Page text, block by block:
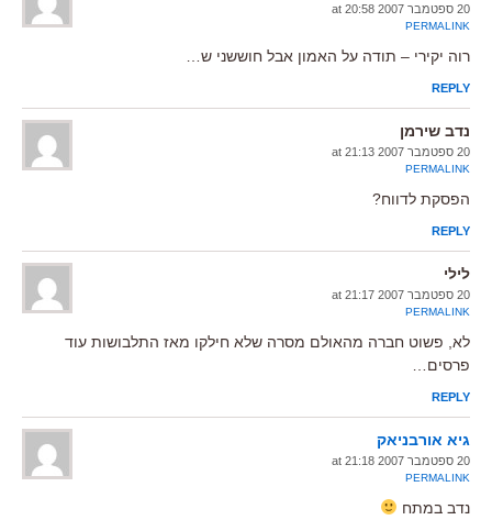
20 ספטמבר 2007 at 20:58
PERMALINK
רוה יקירי – תודה על האמון אבל חוששני ש…
REPLY
נדב שירמן
20 ספטמבר 2007 at 21:13
PERMALINK
הפסקת לדווח?
REPLY
לילי
20 ספטמבר 2007 at 21:17
PERMALINK
לא, פשוט חברה מהאולם מסרה שלא חילקו מאז התלבושות עוד
פרסים…
REPLY
גיא אורבניאק
20 ספטמבר 2007 at 21:18
PERMALINK
נדב במתח